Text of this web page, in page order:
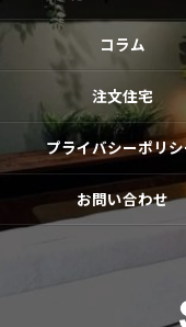
コラム
注文住宅
プライバシーポリ
お問い合わせ